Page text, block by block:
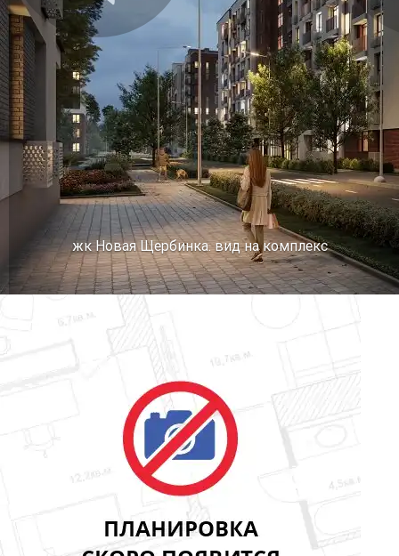
жк Новая Щербинка. вид на комплекс
Предыдущее